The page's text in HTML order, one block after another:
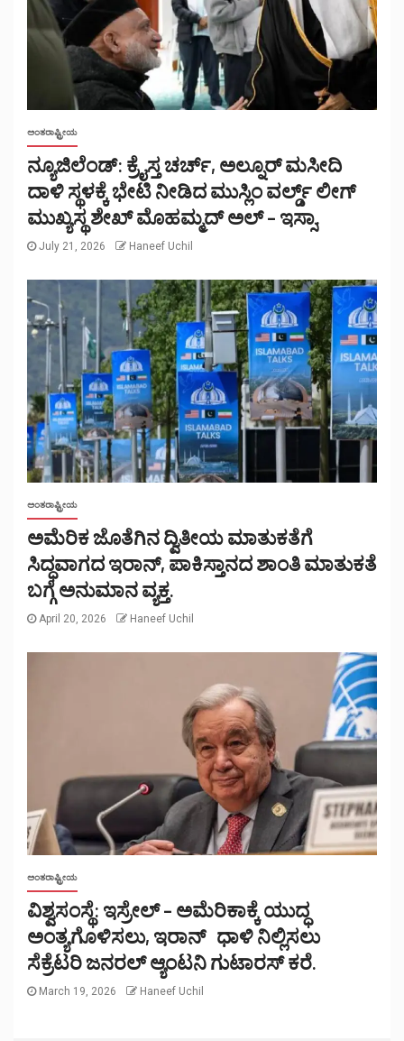
ಅಂತರಾಷ್ಟ್ರೀಯ
ನ್ಯೂಜಿಲೆಂಡ್: ಕ್ರೈಸ್ತ ಚರ್ಚ್, ಅಲ್ನೂರ್ ಮಸೀದಿ
ದಾಳಿ ಸ್ಥಳಕ್ಕೆ ಭೇಟಿ ನೀಡಿದ ಮುಸ್ಲಿಂ ವರ್ಲ್ಡ್ ಲೀಗ್
ಮುಖ್ಯಸ್ಥ ಶೇಖ್ ಮೊಹಮ್ಮದ್ ಅಲ್ – ಇಸ್ಸಾ.
July 21, 2026 Haneef Uchil
ಅಂತರಾಷ್ಟ್ರೀಯ
ಅಮೆರಿಕ ಜೊತೆಗಿನ ದ್ವಿತೀಯ ಮಾತುಕತೆಗೆ
ಸಿದ್ಧವಾಗದ ಇರಾನ್, ಪಾಕಿಸ್ತಾನದ ಶಾಂತಿ ಮಾತುಕತೆ
ಬಗ್ಗೆ ಅನುಮಾನ ವ್ಯಕ್ತ.
April 20, 2026 Haneef Uchil
ಅಂತರಾಷ್ಟ್ರೀಯ
ವಿಶ್ವಸಂಸ್ಥೆ: ಇಸ್ರೇಲ್ – ಅಮೆರಿಕಾಕ್ಕೆ ಯುದ್ಧ
ಅಂತ್ಯಗೊಳಿಸಲು, ಇರಾನ್ ಧಾಳಿ ನಿಲ್ಲಿಸಲು
ಸೆಕ್ರೆಟರಿ ಜನರಲ್ ಆ್ಯಂಟನಿ ಗುಟಾರಸ್ ಕರೆ.
March 19, 2026 Haneef Uchil